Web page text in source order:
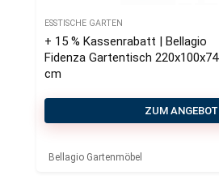
ESSTISCHE GARTEN
+ 15 % Kassenrabatt | Bellagio
Fidenza Gartentisch 220x100x74
cm
ZUM ANGEBOT
Bellagio Gartenmöbel